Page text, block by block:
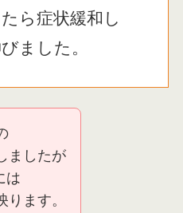
ら症状緩和し
ました。
ましたが
は
ります。